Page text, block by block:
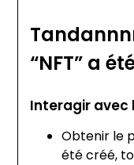
“NFT” a
Interagir avec
Obtenir le
été créé,